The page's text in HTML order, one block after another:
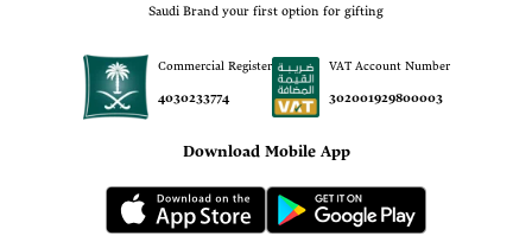
Saudi Brand your first option for gifting
Commercial Register
4030233774
VAT Account Number
302001929800003
Download Mobile App